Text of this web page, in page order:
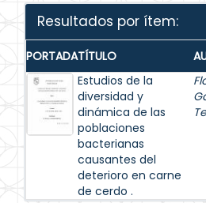
Resultados por ítem:
PORTADATÍTULO
Estudios de la
diversidad y
dinámica de las
poblaciones
bacterianas
causantes del
deterioro en carne
de cerdo .